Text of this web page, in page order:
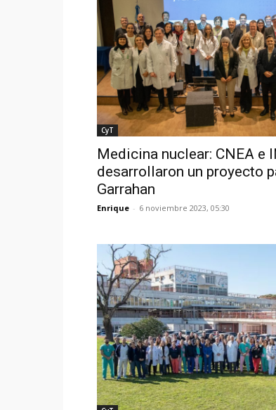
CyT
Medicina nuclear: CNEA e
desarrollaron un proyecto
Garrahan
Enrique - 6 noviembre 2023, 05:30